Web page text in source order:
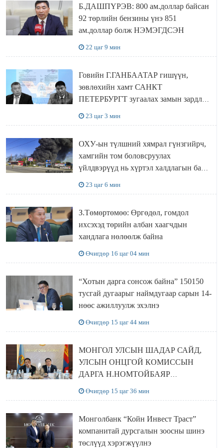
Б.ДАШПҮРЭВ: 800 ам.доллар байсан
92 төрлийн бензины үнэ 851
ам.доллар болж НЭМЭГДСЭН
22 цаг 9 мин
Говийн Г.ГАНБААТАР гишүүн,
зөвлөхийн хамт САНКТ
ПЕТЕРБУРГТ зугаалах замын зардлаа
23 цаг 3 мин
ОХУ-ын түлшний хямрал гүнзгийрч,
хамгийн том боловсруулах
үйлдвэрүүд нь хүртэл халдлагын бай
23 цаг 6 мин
З.Төмөртөмөө: Өргөдөл, гомдол
ихсэхэд төрийн албан хаагчдын
хандлага нөлөөлж байна
Өчигдөр 16 цаг 04 мин
“Хотын дарга сонсож байна” 150150
тусгай дугаарыг наймдугаар сарын 14-
нөөс ажиллуулж эхэлнэ
Өчигдөр 15 цаг 44 мин
МОНГОЛ УЛСЫН ШАДАР САЙД,
УЛСЫН ОНЦГОЙ КОМИССЫН
ДАРГА Н.НОМТОЙБАЯР
Өчигдөр 15 цаг 36 мин
Монголбанк “Койн Инвест Траст”
компанитай дурсгалын зоосны шинэ
төслүүд хэрэгжүүлнэ